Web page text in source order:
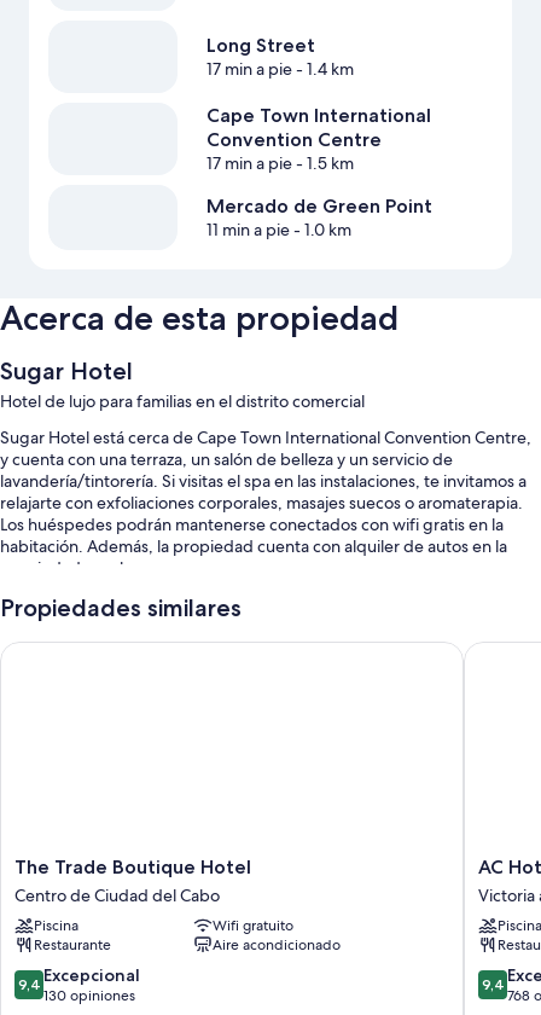
Long Street
17 min a pie- 1.4 km
Cape Town International
Convention Centre
17 min a pie- 1.5 km
Mercado de Green Point
11 min a pie- 1.0 km
Acerca de esta propiedad
Sugar Hotel
Hotel de lujo para familias en el distrito comercial
Sugar Hotel está cerca de Cape Town International Convention Centre,
y cuenta con una terraza, un salón de belleza y un servicio de
lavandería/tintorería. Si visitas el spa en las instalaciones, te invitamos a
relajarte con exfoliaciones corporales, masajes suecos o aromaterapia.
Los huéspedes podrán mantenerse conectados con wifi gratis en la
habitación. Además, la propiedad cuenta con alquiler de autos en la
propiedad y un bar.
También disfrutarás de los siguientes beneficios durante tu estadía:
Estacionamiento gratis
En Sugar Hotel, todas las habitaciones proporcionan atenciones como
aire acondicionado y batas. También brindan servicios como wifi gratis y
cajas de seguridad.
También se incluyen los siguientes beneficios adicionales en todas las
habitaciones:
Baños con duchas y artículos de tocador gratuitos
Propiedades similares
The
Trade
Boutique
Hotel
Centro
de
Ciudad
The Trade Boutique Hotel
Centro de Ciudad del Cabo
Piscina
Wifi gratuito
Restaurante
Aire acondicionado
9.4
de
9,4 Excepcional
130 opiniones
The Trade Boutique Hotel
AC
Hotel
by
Marriott
Cape
Town
AC
Victoria
Piscina
9.4
de
9,4
768
AC